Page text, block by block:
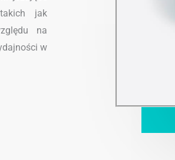
jak
na
w